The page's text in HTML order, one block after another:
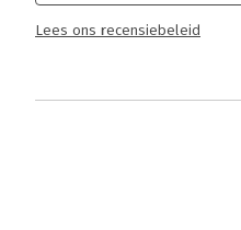
Lees ons recensiebeleid